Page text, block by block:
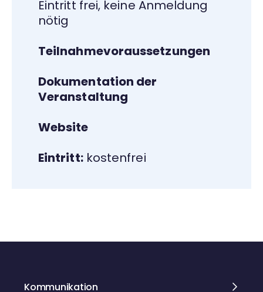
Eintritt frei, keine Anmeldung
nötig
Teilnahmevoraussetzungen
Dokumentation der
Veranstaltung
Website
Eintritt: kostenfrei
Kommunikation